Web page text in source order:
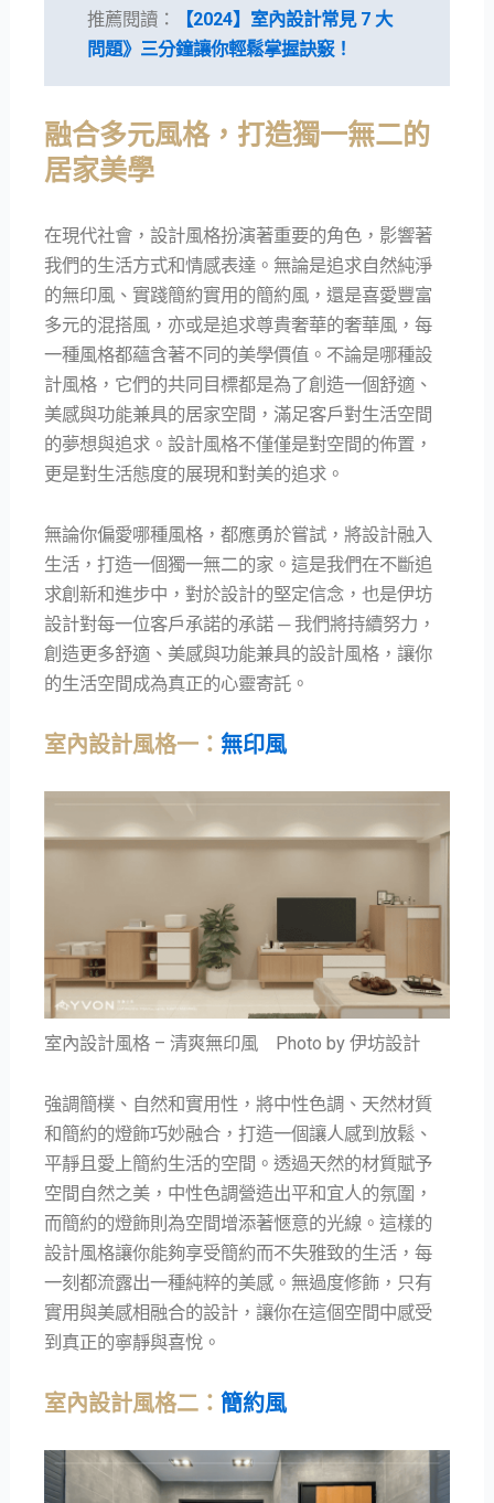
推薦閱讀：
【2024】室內設計常見 7 大
問題》三分鐘讓你輕鬆掌握訣竅！
融合多元風格，打造獨一無二的
居家美學
在現代社會，設計風格扮演著重要的角色，影響著
我們的生活方式和情感表達。無論是追求自然純淨
的無印風、實踐簡約實用的簡約風，還是喜愛豐富
多元的混搭風，亦或是追求尊貴奢華的奢華風，每
一種風格都蘊含著不同的美學價值。不論是哪種設
計風格，它們的共同目標都是為了創造一個舒適、
美感與功能兼具的居家空間，滿足客戶對生活空間
的夢想與追求。設計風格不僅僅是對空間的佈置，
更是對生活態度的展現和對美的追求。
無論你偏愛哪種風格，都應勇於嘗試，將設計融入
生活，打造一個獨一無二的家。這是我們在不斷追
求創新和進步中，對於設計的堅定信念，也是伊坊
設計對每一位客戶承諾的承諾 ─ 我們將持續努力，
創造更多舒適、美感與功能兼具的設計風格，讓你
的生活空間成為真正的心靈寄託。
室內設計風格一：無印風
室內設計風格 – 清爽無印風 Photo by 伊坊設計
強調簡樸、自然和實用性，將中性色調、天然材質
和簡約的燈飾巧妙融合，打造一個讓人感到放鬆、
平靜且愛上簡約生活的空間。透過天然的材質賦予
空間自然之美，中性色調營造出平和宜人的氛圍，
而簡約的燈飾則為空間增添著愜意的光線。這樣的
設計風格讓你能夠享受簡約而不失雅致的生活，每
一刻都流露出一種純粹的美感。無過度修飾，只有
實用與美感相融合的設計，讓你在這個空間中感受
到真正的寧靜與喜悅。
室內設計風格二：簡約風